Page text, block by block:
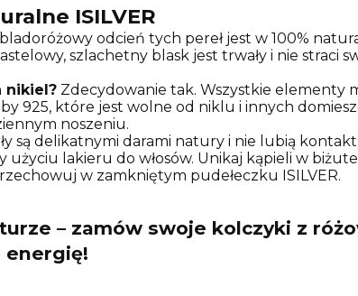
ISILVER
bladoróżowy odcień tych pereł jest w 100%
szlachetny blask jest trwały i nie straci
nikiel? Zdecydowanie tak. Wszystkie elementy
925, które jest wolne od niklu i innych
noszeniu.
są delikatnymi darami natury i nie lubią
lakieru do włosów. Unikaj kąpieli w
w zamkniętym pudełeczku ISILVER.
– zamów swoje kolczyki z
energię!